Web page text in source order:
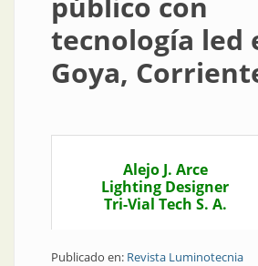
tecnología led
Goya,
Alejo J. Arce
Lighting Designer
Tri-Vial Tech S. A.
Publicado en: Revista Luminotecnia